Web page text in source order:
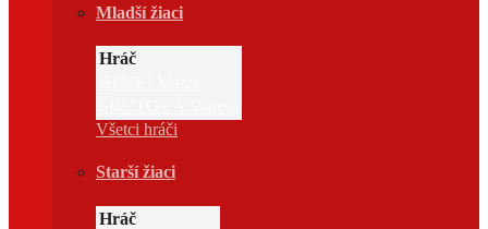
Mladší žiaci
Hráč
Všetci hráči
Starší žiaci
Hráč